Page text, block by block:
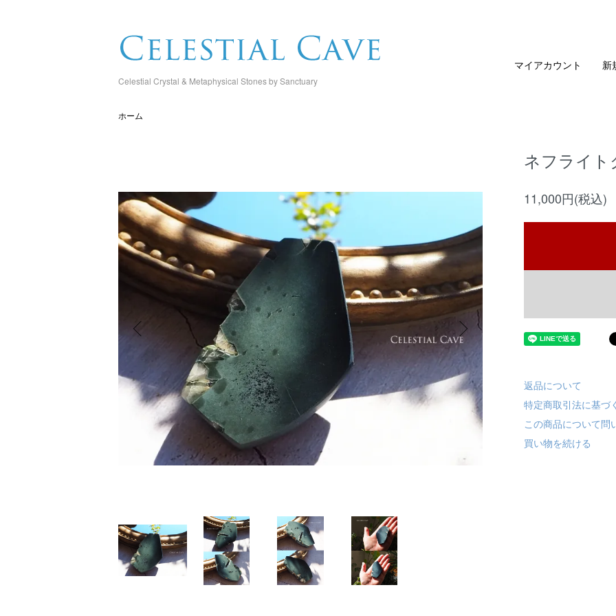
Celestial Crystal & Metaphysical Stones by Sanctuary
マイアカウント 新
ホーム
ネフライト
11,000円(税込)
返品について
特定商取引法に基づ
この商品について問
買い物を続ける